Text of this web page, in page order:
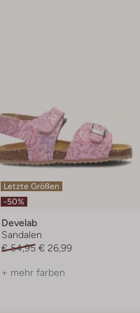
Letzte Größen
-50%
Develab
Sandalen
€ 54,95 € 26,99
+ mehr farben